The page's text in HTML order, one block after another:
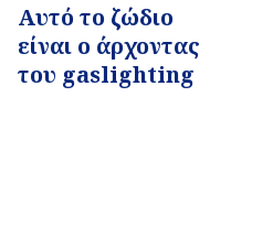
Αυτό το ζώδιο
είναι ο άρχοντας
του gaslighting